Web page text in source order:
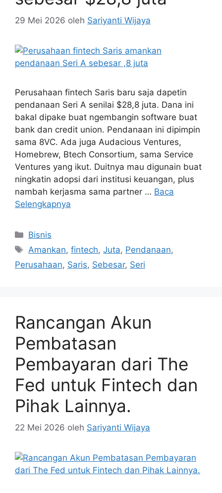
29 Mei 2026 oleh Sariyanti Wijaya
Perusahaan fintech Saris baru saja dapetin
pendanaan Seri A senilai $28,8 juta. Dana ini
bakal dipake buat ngembangin software buat
bank dan credit union. Pendanaan ini dipimpin
sama 8VC. Ada juga Audacious Ventures,
Homebrew, Btech Consortium, sama Service
Ventures yang ikut. Duitnya mau digunain buat
ningkatin adopsi dari institusi keuangan, plus
nambah kerjasma sama partner … Baca
Selengkapnya
Kategori
Bisnis
Tag
Amankan,fintech,Juta, Pendanaan,
Perusahaan, Saris, Sebesar, Seri
Rancangan Akun
Pembatasan
Pembayaran dari The
Fed untuk Fintech dan
Pihak Lainnya.
22 Mei 2026 oleh Sariyanti Wijaya